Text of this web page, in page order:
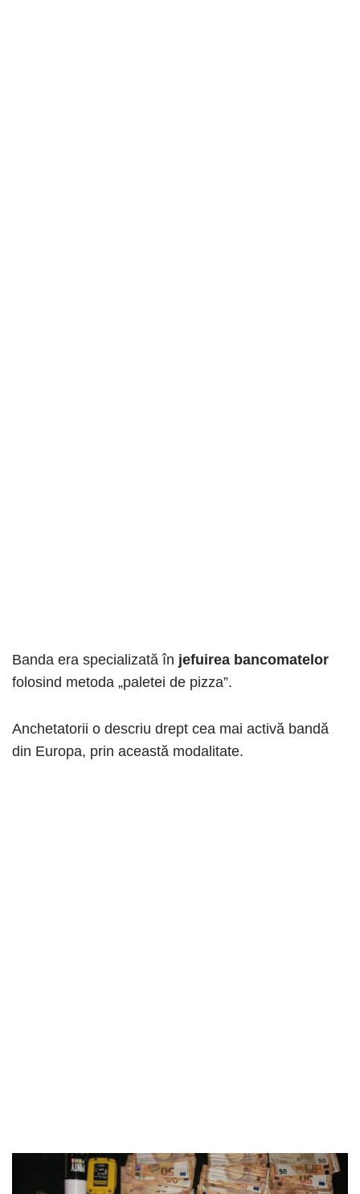
Banda era specializată în jefuirea bancomatelor
folosind metoda „paletei de pizza”.
Anchetatorii o descriu drept cea mai activă bandă
din Europa, prin această modalitate.